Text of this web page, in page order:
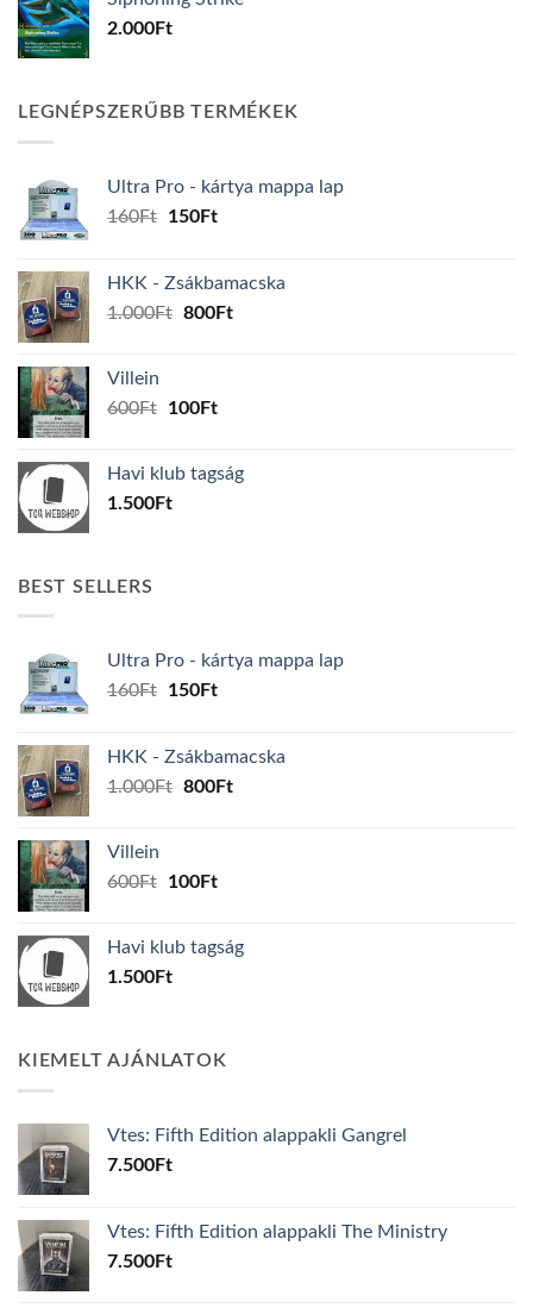
2.000Ft
LEGNÉPSZERŰBB TERMÉKEK
Ultra Pro - kártya mappa lap
160Ft
Original
160Ft.
150FtCurrent
150Ft.
HKK - Zsákbamacska
1.000Ft Original
800FtCurrent
Villein
600Ft
Original
600Ft.
100FtCurrent
100Ft.
Havi klub tagság
1.500Ft
BEST SELLERS
Ultra Pro - kártya mappa lap
160Ft
Original
160Ft.
150FtCurrent
150Ft.
HKK - Zsákbamacska
1.000Ft Original
800FtCurrent
Villein
600Ft
Original
600Ft.
100FtCurrent
100Ft.
Havi klub tagság
1.500Ft
KIEMELT AJÁNLATOK
Vtes: Fifth Edition alappakli Gangrel
7.500Ft
Vtes: Fifth Edition alappakli The Ministry
7.500Ft